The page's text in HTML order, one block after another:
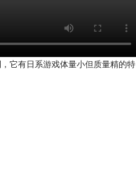
它有日系游戏体量小但质量精的特